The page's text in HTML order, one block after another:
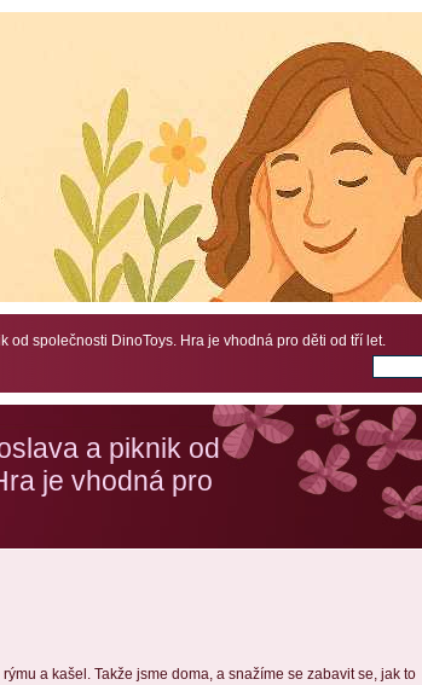
od společnosti DinoToys. Hra je vhodná pro děti od tří let.
a piknik od
je vhodná pro
a kašel. Takže jsme doma, a snažíme se zabavit se, jak to